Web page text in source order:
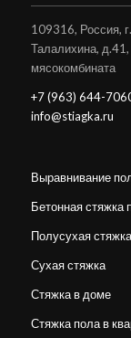
109316, Россия,
Талалихина,
мясокомбината
+7 (963) 644-
info@stiagka.ru
Выравнивание
Бетонная стяжка
Полусухая стяжка
Сухая стяжка
Стяжка в доме
Стяжка пола в